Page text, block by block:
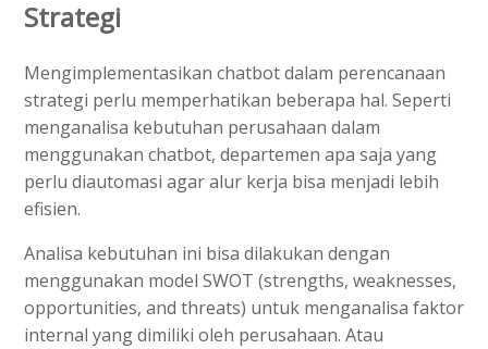
Strategi
Mengimplementasikan chatbot dalam perencanaan
strategi perlu memperhatikan beberapa hal. Seperti
menganalisa kebutuhan perusahaan dalam
menggunakan chatbot, departemen apa saja yang
perlu diautomasi agar alur kerja bisa menjadi lebih
efisien.
Analisa kebutuhan ini bisa dilakukan dengan
menggunakan model SWOT (strengths, weaknesses,
opportunities, and threats) untuk menganalisa faktor
internal yang dimiliki oleh perusahaan. Atau